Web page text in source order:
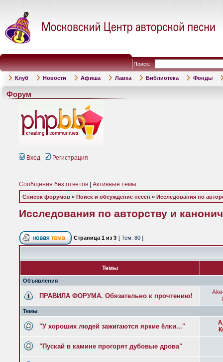
Поиск:
Клуб Новости Афиша Лавка Библиотека Фонды
Форум
Вход Регистрация
Сообщения без ответов Активные темы
Список форумов » Поиск и обсуждение песен » Исследования по
Исследования по авторству и
Страница 1 из 3 [ Тем: 80 ]
Темы
Объявления
ПРАВИЛА ФОРУМА. Обязательно к прочтению!
Темы
"У хороших людей зажигаются яркие ёлки..."
"Пускай в камине прогорят дубовые дрова"